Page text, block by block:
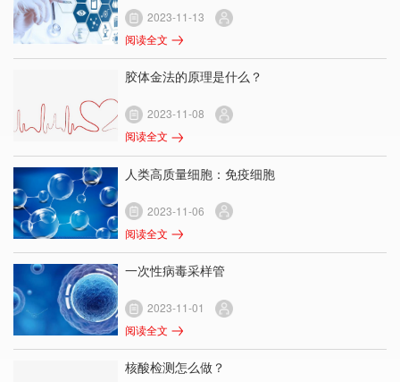
2023-11-13
阅读全文
胶体金法的原理是什么？
2023-11-08
阅读全文
人类高质量细胞：免疫细胞
2023-11-06
阅读全文
一次性病毒采样管
2023-11-01
阅读全文
核酸检测怎么做？